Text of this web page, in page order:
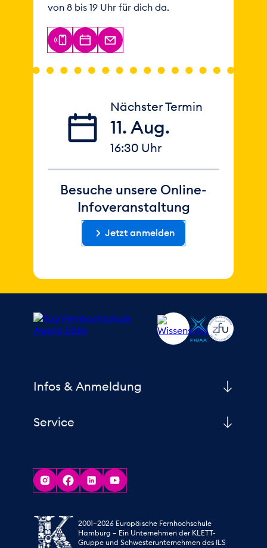
von 8 bis 19 Uhr für dich da.
Nächster Termin
11. Aug.
16:30 Uhr
Besuche unsere Online-
Infoveranstaltung
Jetzt anmelden
Infos & Anmeldung
Service
2001–2026 Europäische Fernhochschule
Hamburg – Ein Unternehmen der KLETT-
Gruppe und Schwesterunternehmen des ILS